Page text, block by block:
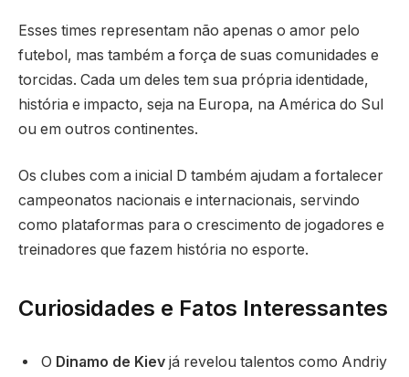
Esses times representam não apenas o amor pelo
futebol, mas também a força de suas comunidades e
torcidas. Cada um deles tem sua própria identidade,
história e impacto, seja na Europa, na América do Sul
ou em outros continentes.
Os clubes com a inicial D também ajudam a fortalecer
campeonatos nacionais e internacionais, servindo
como plataformas para o crescimento de jogadores e
treinadores que fazem história no esporte.
Curiosidades e Fatos Interessantes
O Dinamo de Kiev já revelou talentos como Andriy